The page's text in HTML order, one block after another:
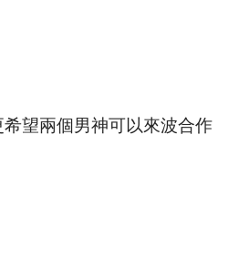
望兩個男神可以來波合作